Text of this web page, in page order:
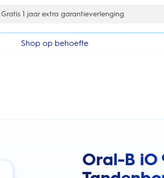
Gratis 1 jaar extra garantieverlenging
Shop op behoefte
Oral-B iO
this action will scroll you to the